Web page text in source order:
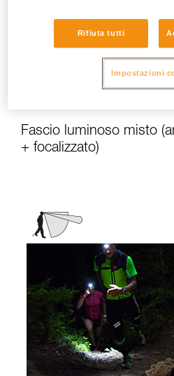
richiedono pochi spostamenti
campeggio, bricolage, utilizzi
emergenza, lettura...
Fascio luminoso misto
+ focalizzato)
Rifiuta tutti
Impostazioni